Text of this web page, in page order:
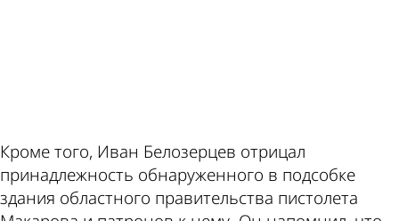
Кроме того, Иван Белозерцев отрицал
принадлежность обнаруженного в подсобке
здания областного правительства пистолета